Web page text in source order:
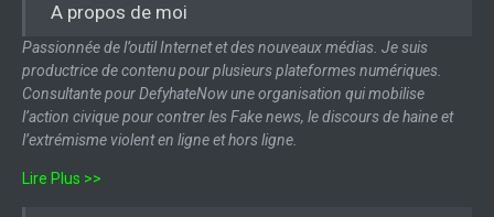
A propos de moi
Passionnée de l’outil Internet et des nouveaux médias. Je suis
productrice de contenu pour plusieurs plateformes numériques.
Consultante pour DefyhateNow une organisation qui mobilise
l’action civique pour contrer les Fake news, le discours de haine et
l’extrémisme violent en ligne et hors ligne.
Lire Plus >>